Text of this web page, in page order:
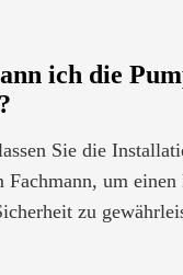
ich die
Sie die
Fachmann, um
zu